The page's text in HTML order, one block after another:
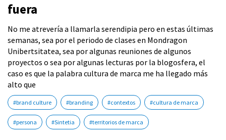
fuera
No me atrevería a llamarla serendipia pero en estas últimas
semanas, sea por el periodo de clases en Mondragon
Unibertsitatea, sea por algunas reuniones de algunos
proyectos o sea por algunas lecturas por la blogosfera, el
caso es que la palabra cultura de marca me ha llegado más
alto que
#brand culture #branding #contextos #cultura de marca
#persona #Sintetia #territorios de marca